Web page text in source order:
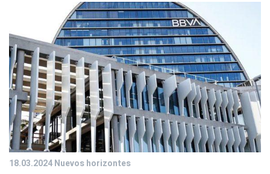
18.03.2024Nuevos horizontes